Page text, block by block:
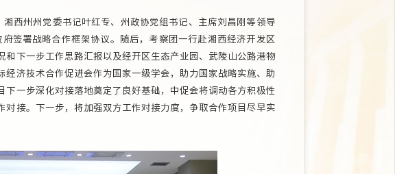
州州党委书记叶红专、州政协党组书记、主席刘昌刚等领导
签署战略合作框架协议。随后，考察团一行赴湘西经济开发区
下一步工作思路汇报以及经开区生态产业园、武陵山公路港物
济技术合作促进会作为国家一级学会，助力国家战略实施、助
一步深化对接落地奠定了良好基础，中促会将调动各方积极性
接。下一步，将加强双方工作对接力度，争取合作项目尽早实